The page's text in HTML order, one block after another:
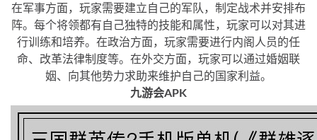
在军事方面，玩家需要建立自己的军队，制定战术并安排布
阵。每个将领都有自己独特的技能和属性，玩家可以对其进
行训练和培养。在政治方面，玩家需要进行内阁人员的任
命、改革法律制度等。在外交方面，玩家可以通过婚姻联
姻、向其他势力求助来维护自己的国家利益。
九游会APK